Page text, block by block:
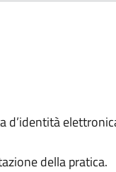
d’identità
della pratica.